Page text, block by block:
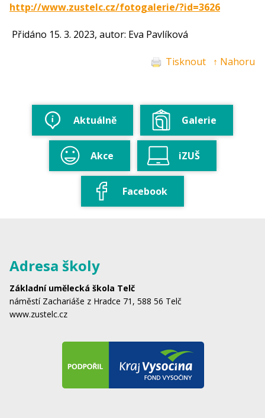
http://www.zustelc.cz/fotogalerie/?id=3626
Přidáno 15. 3. 2023, autor: Eva Pavlíková
Tisknout ↑ Nahoru
Aktuálně Galerie
Akce iZUŠ
Facebook
Adresa školy
Základní umělecká škola Telč
náměstí Zachariáše z Hradce 71, 588 56 Telč
www.zustelc.cz